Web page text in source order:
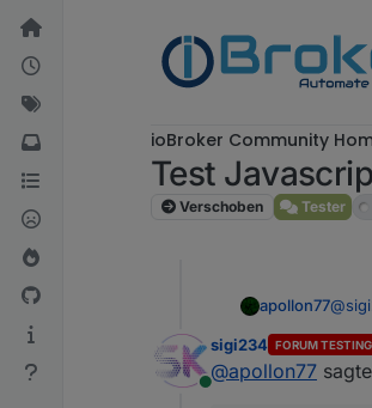
Weiter zum Inhalt
ioBroker Community
Test
Verschoben Tester
apollon77@
Online
sigi234 FORUM TESTING
@apollon77